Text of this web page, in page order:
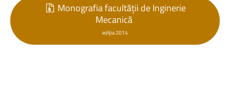
Monografia facultății de Inginerie
Mecanică
ediția 2014